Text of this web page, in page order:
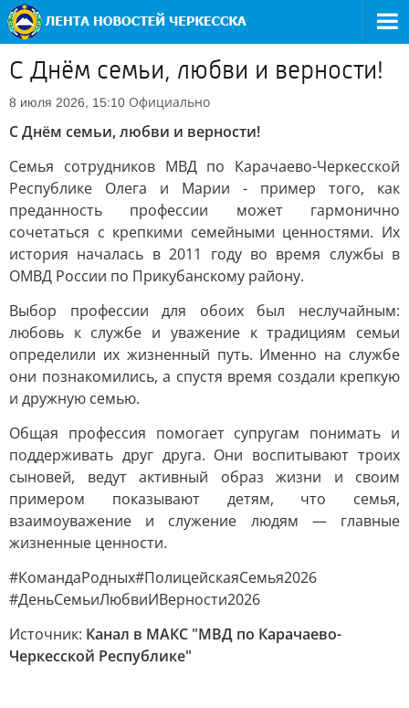
С Днём семьи, любви и верности!
8 июля 2026, 15:10 Официально
С Днём семьи, любви и верности!
Семья сотрудников МВД по Карачаево-Черкесской
Республике Олега и Марии - пример того, как
преданность профессии может гармонично
сочетаться с крепкими семейными ценностями. Их
история началась в 2011 году во время службы в
ОМВД России по Прикубанскому району.
Выбор профессии для обоих был неслучайным:
любовь к службе и уважение к традициям семьи
определили их жизненный путь. Именно на службе
они познакомились, а спустя время создали крепкую
и дружную семью.
Общая профессия помогает супругам понимать и
поддерживать друг друга. Они воспитывают троих
сыновей, ведут активный образ жизни и своим
примером показывают детям, что семья,
взаимоуважение и служение людям — главные
жизненные ценности.
#КомандаРодных#ПолицейскаяСемья2026
#ДеньСемьиЛюбвиИВерности2026
Источник: Канал в МАКС "МВД по Карачаево-
Черкесской Республике"